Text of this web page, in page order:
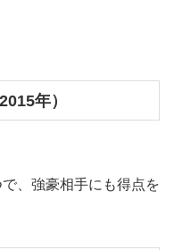
年）
、強豪相手にも得点を